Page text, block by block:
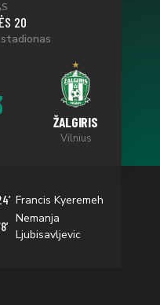
20
ŽALGIRIS
Vilnius
Francis Kyeremeh
Nemanja
Ljubisavljevic